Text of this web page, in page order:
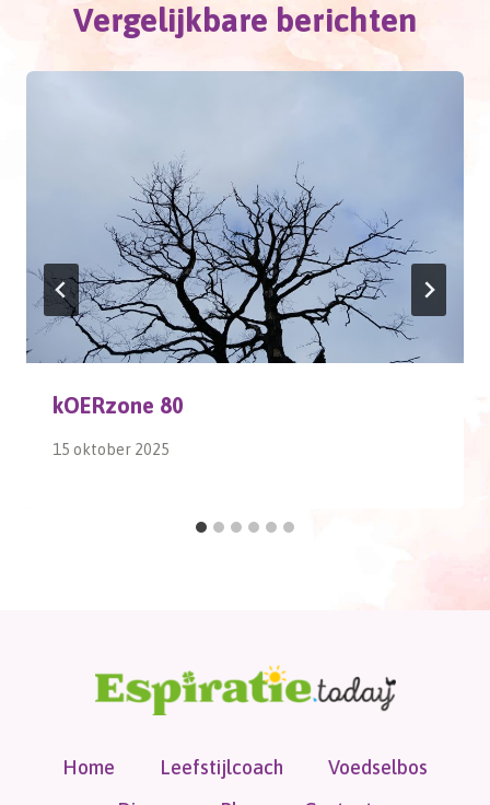
Vergelijkbare berichten
kOERzone 80
15 oktober 2025
Home Leefstijlcoach
Voedselbos